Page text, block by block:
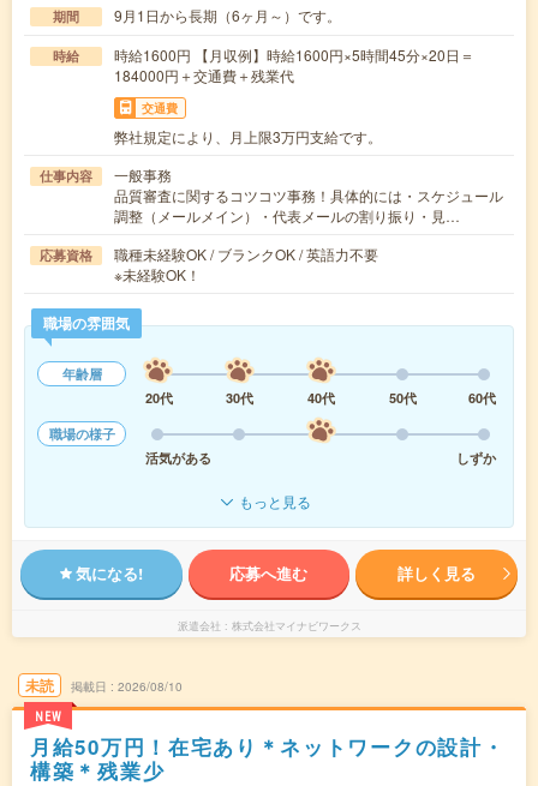
期間 9月1日から長期（6ヶ月～）です。
時給
時給1600円 【月収例】時給1600円×5時間45分×20日＝
184000円＋交通費＋残業代
交通費
弊社規定により、月上限3万円支給です。
仕事内容
一般事務
品質審査に関するコツコツ事務！具体的には・スケジュール
調整（メールメイン）・代表メールの割り振り・見…
応募資格
職種未経験OK / ブランクOK / 英語力不要
※未経験OK！
職場の雰囲気
年齢層
20代
30代 40代 50代
60代
職場の様子
活気がある
しずか
もっと見る
気になる! 応募へ進む 詳しく見る
派遣会社 株式会社マイナビワークス
未読
NEW
掲載日 2026/08/10
月給50万円！在宅あり＊ネットワークの設計・
構築＊残業少